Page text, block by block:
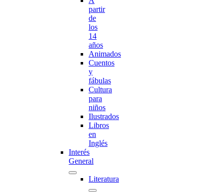
partir
de
los
14
años
Animados
Cuentos
y
fábulas
Cultura
para
niños
Ilustrados
Libros
en
Inglés
Interés
General
Literatura